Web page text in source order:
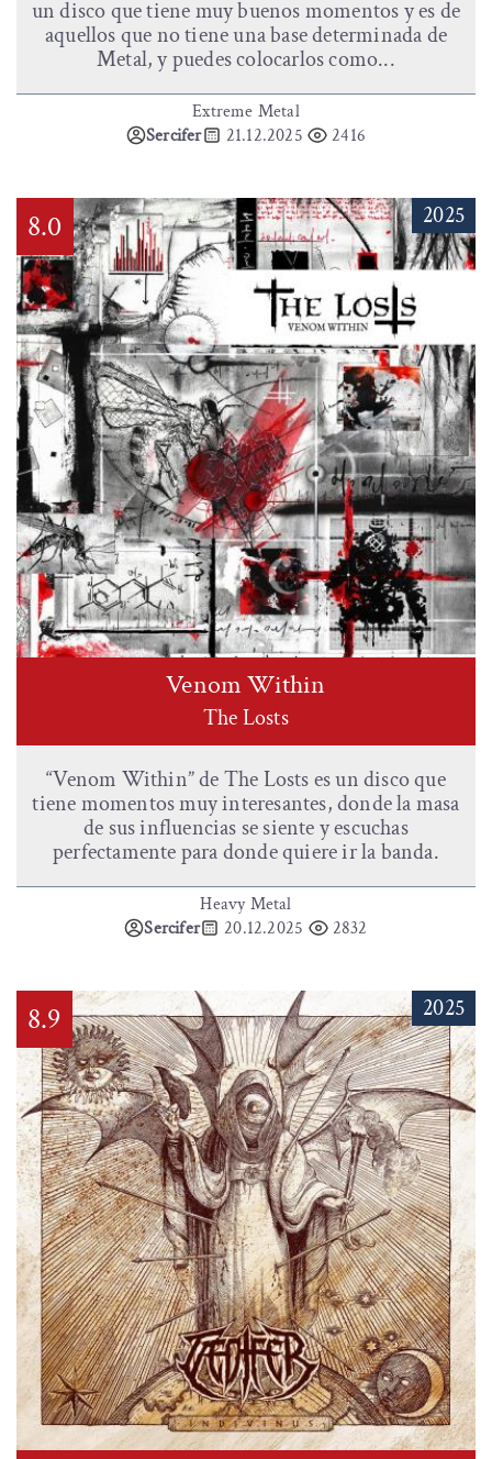
un disco que tiene muy buenos momentos y es de
aquellos que no tiene una base determinada de
Metal, y puedes colocarlos como...
Extreme Metal
Sercifer
21.12.2025 2416
Venom Within
The Losts
8.0 2025
“Venom Within” de The Losts es un disco que
tiene momentos muy interesantes, donde la masa
de sus influencias se siente y escuchas
perfectamente para donde quiere ir la banda.
Heavy Metal
Sercifer
20.12.2025 2832
8.9 2025